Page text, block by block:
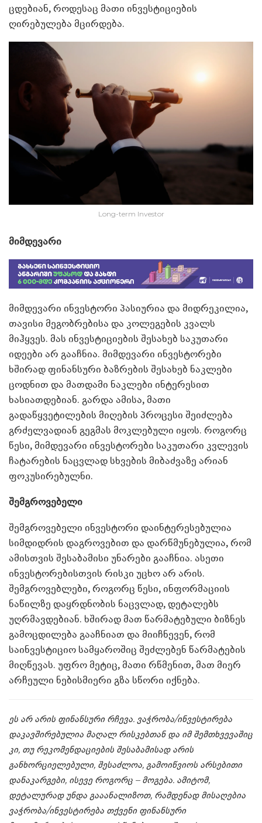
ცდებიან, როდესაც მათი ინვესტიციების
ღირებულება მცირდება.
Long-term Investor
მიმდევარი
მიმდევარი ინვესტორი პასიურია და მიდრეკილია,
თავისი მეგობრებისა და კოლეგების კვალს
მიჰყვეს. მას ინვესტიციების შესახებ საკუთარი
იდეები არ გააჩნია. მიმდევარი ინვესტორები
ხშირად ფინანსური ბაზრების შესახებ ნაკლები
ცოდნით და მათდამი ნაკლები ინტერესით
ხასიათდებიან. გარდა ამისა, მათი
გადაწყვეტილების მიღების პროცესი შეიძლება
გრძელვადიან გეგმას მოკლებული იყოს. როგორც
წესი, მიმდევარი ინვესტორები საკუთარი კვლევის
ჩატარების ნაცვლად სხვების მიბაძვაზე არიან
ფოკუსირებულნი.
შემგროვებელი
შემგროვებელი ინვესტორი დაინტერესებულია
სიმდიდრის დაგროვებით და დარწმუნებულია, რომ
ამისთვის შესაბამისი უნარები გააჩნია. ასეთი
ინვესტორებისთვის რისკი უცხო არ არის.
შემგროვებლები, როგორც წესი, ინფორმაციის
ნაწილზე დაყრდნობის ნაცვლად, დეტალებს
უღრმავდებიან. ხშირად მათ წარმატებული ბიზნეს
გამოცდილება გააჩნიათ და მიიჩნევენ, რომ
საინვესტიციო სამყაროშიც შეძლებენ წარმატების
მიღწევას. უფრო მეტიც, მათი რწმენით, მათ მიერ
არჩეული ნებისმიერი გზა სწორი იქნება.
ეს არ არის ფინანსური რჩევა. ვაჭრობა/ინვესტირება
დაკავშირებულია მაღალ რისკებთან და იმ შემთხვევაშიც
კი, თუ რეკომენდაციების შესაბამისად არის
განხორციელებული, შესაძლოა, გამოიწვიოს არსებითი
დანაკარგები, ისევე როგორც – მოგება. ამიტომ,
დეტალურად უნდა გააანალიზოთ, რამდენად მისაღებია
ვაჭრობა/ინვესტირება თქვენი ფინანსური